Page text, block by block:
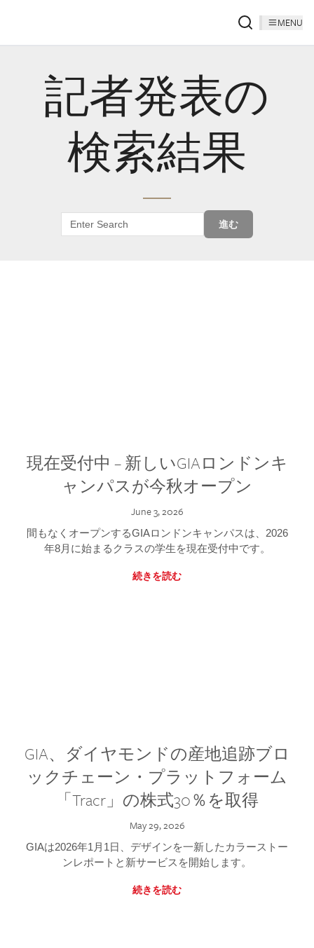
MENU
記者発表の
検索結果
進む
現在受付中 – 新しいGIAロンドンキ
ャンパスが今秋オープン
June 3, 2026
間もなくオープンするGIAロンドンキャンパスは、2026
年8月に始まるクラスの学生を現在受付中です。
続きを読む
GIA、ダイヤモンドの産地追跡ブロ
ックチェーン・プラットフォーム
「Tracr」の株式30％を取得
May 29, 2026
GIAは2026年1月1日、デザインを一新したカラーストー
ンレポートと新サービスを開始します。
続きを読む